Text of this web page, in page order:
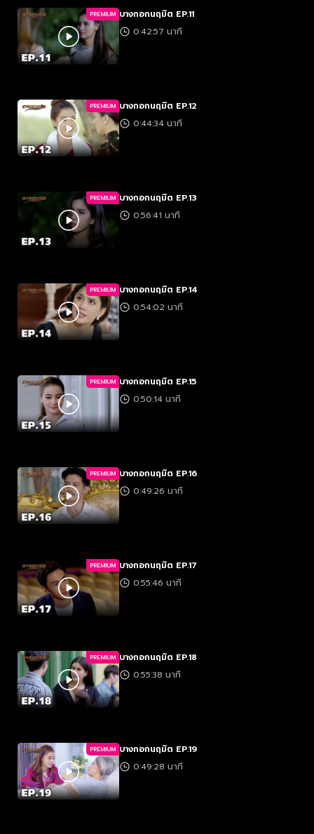
PREMIUM บางกอกนฤมิต EP.11
0:42:57 นาที
PREMIUM บางกอกนฤมิต EP.12
0:44:34 นาที
PREMIUM บางกอกนฤมิต EP.13
0:56:41 นาที
PREMIUM บางกอกนฤมิต EP.14
0:54:02 นาที
PREMIUM บางกอกนฤมิต EP.15
0:50:14 นาที
PREMIUM บางกอกนฤมิต EP.16
0:49:26 นาที
PREMIUM บางกอกนฤมิต EP.17
0:55:46 นาที
PREMIUM บางกอกนฤมิต EP.18
0:55:38 นาที
PREMIUM บางกอกนฤมิต EP.19
0:49:28 นาที